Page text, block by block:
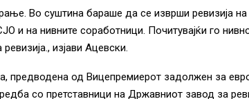
Во суштина бараше да се изврши ревизија на
и на нивните соработници. Почитувајќи го
изјави Ацевски.
предводена од Вицепремиерот задолжен за
со претставници на Државниот завод за